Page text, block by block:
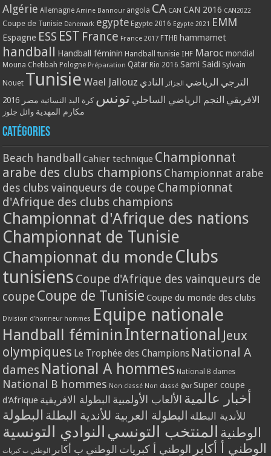
Algérie Allemagne Amine Bannour angola CA CAN CAN 2016 CAN2022
Coupe de Tunisie Danemark egypte Egypte 2016 Egypte 2021 EMM
Espagne ESS EST France France 2017 FTHB hammamet
handball Handball féminin Handball tunisie IHF Maroc mondial
Mouna Chebbah Pologne Préparation Qatar Rio 2016 Sami Saidi Sylvain
Nouet Tunisie Wael Jallouz الترجي الرياضي الجزائر النادي
الافريقي النجم الرياضي الساحلي تونس كرة اليد النسائية مصر 2016
مكارم المهدية وائل جلوز
Catégories
Beach handball Cahier technique Championnat
arabe des clubs champions Championnat arabe
des clubs vainqueurs de coupe Championnat
d'Afrique des clubs champions
Championnat d'Afrique des nations
Championnat de Tunisie
Championnat du monde Clubs
tunisiens Coupe d'Afrique des vainqueurs de
coupe Coupe de Tunisie Coupe du monde des clubs
Division d'honneur hommes Equipe nationale
Handball féminin International Jeux
olympiques Le Trophée des Champions National A
dames National A hommes National B dames
National B hommes Non classé Non classé @ar Super coupe
d'Afrique
أخبار عالمية الألعاب الأولمبية البطولة الافريقية
للأندية البطلة البطولة العربية للأندية البطلة البطولة
الوطنية المنتخب التونسي النوادي التونسية
الوطني أ أكابر الوطني أ كبريات الوطني ب أكابر الوطني ب كبريات